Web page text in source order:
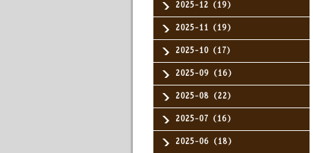
2025-12（19）
2025-11（19）
2025-10（17）
2025-09（16）
2025-08（22）
2025-07（16）
2025-06（18）